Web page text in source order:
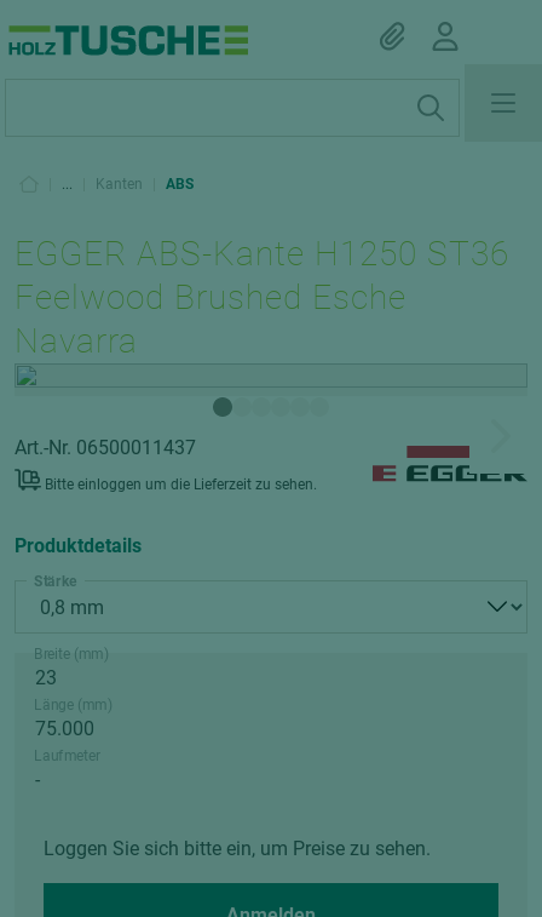
... Kanten ABS
EGGER ABS-Kante H1250 ST36
Feelwood Brushed Esche
Navarra
Art.-Nr. 06500011437
Bitte einloggen um die Lieferzeit zu sehen.
Produktdetails
Stärke
Breite (mm)
Länge (mm)
Laufmeter
Loggen Sie sich bitte ein, um Preise zu sehen.